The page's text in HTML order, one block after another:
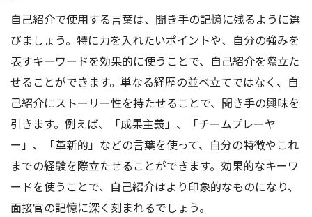
自己紹介で使用する言葉は、聞き手の記憶に残るように選
びましょう。特に力を入れたいポイントや、自分の強みを
表すキーワードを効果的に使うことで、自己紹介を際立た
せることができます。単なる経歴の並べ立てではなく、自
己紹介にストーリー性を持たせることで、聞き手の興味を
引きます。例えば、「成果主義」、「チームプレーヤ
ー」、「革新的」などの言葉を使って、自分の特徴やこれ
までの経験を際立たせることができます。効果的なキーワ
ードを使うことで、自己紹介はより印象的なものになり、
面接官の記憶に深く刻まれるでしょう。